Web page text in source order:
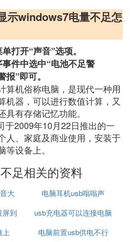
示windows7电量不足怎
打开“声音”选项。
件中选中“电池不足警
”即可。
算机俗称电脑，是现代一种用
机器，可以进行数值计算，又
有存储记忆功能。
于2009年10月22日推出的一
人、家庭及商业使用，安装于
设备上。
足相关的资料
大
电脑耳机usb嗡嗡声
屏到
usb充电器可以连接电脑
电脑前置usb供电不行